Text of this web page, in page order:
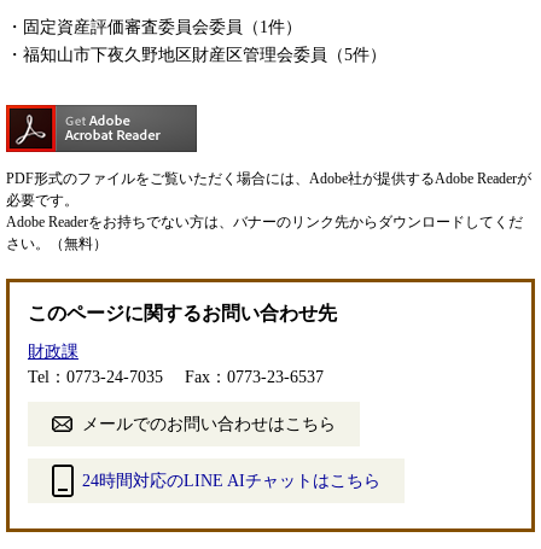
・固定資産評価審査委員会委員（1件）
​・福知山市下夜久野地区財産区管理会委員（5件）
PDF形式のファイルをご覧いただく場合には、Adobe社が提供するAdobe Readerが
必要です。
Adobe Readerをお持ちでない方は、バナーのリンク先からダウンロードしてくだ
さい。（無料）
このページに関するお問い合わせ先
財政課
Tel：0773-24-7035
Fax：0773-23-6537
メールでのお問い合わせはこちら
24時間対応のLINE AIチャットはこちら